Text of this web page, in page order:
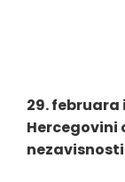
29. februara
Hercegovini
nezavisnosti